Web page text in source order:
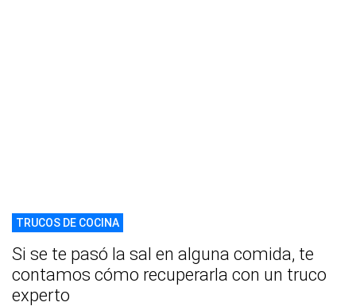
TRUCOS DE COCINA
Si se te pasó la sal en alguna comida, te
contamos cómo recuperarla con un truco
experto